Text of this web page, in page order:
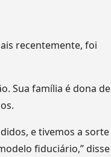
recentemente, foi
Sua família é dona de
e tivemos a sorte
fiduciário,” disse